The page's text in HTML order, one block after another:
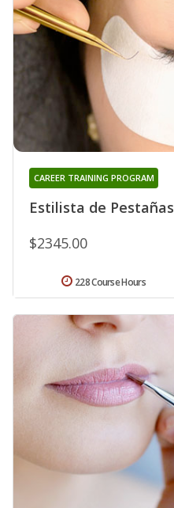
Estilista de Pestañas
CAREER TRAINING PROGRAM
$2345.00
228 Course Hours